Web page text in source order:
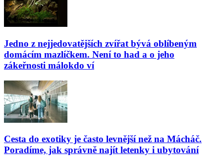
Jedno z nejjedovatějších zvířat bývá oblíbeným
domácím mazlíčkem. Není to had a o jeho
zákeřnosti málokdo ví
Cesta do exotiky je často levnější než na Mácháč.
Poradíme, jak správně najít letenky i ubytování